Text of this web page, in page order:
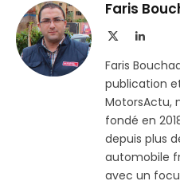
Faris
LinkedIn
Faris
publication
MotorsActu,
fondé en
depuis plus
automobile
avec un